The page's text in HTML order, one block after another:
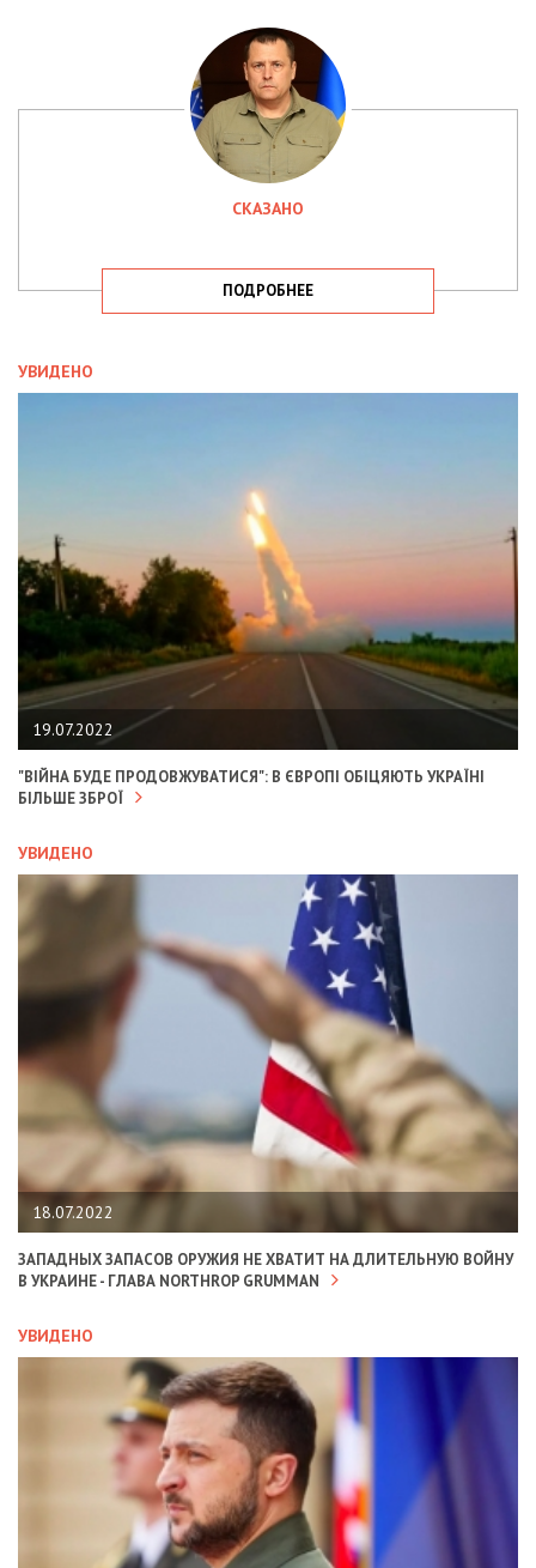
СКАЗАНО
ПОДРОБНЕЕ
УВИДЕНО
19.07.2022
"ВІЙНА БУДЕ ПРОДОВЖУВАТИСЯ": В ЄВРОПІ ОБІЦЯЮТЬ УКРАЇНІ
БІЛЬШЕ ЗБРОЇ
УВИДЕНО
18.07.2022
ЗАПАДНЫХ ЗАПАСОВ ОРУЖИЯ НЕ ХВАТИТ НА ДЛИТЕЛЬНУЮ ВОЙНУ
В УКРАИНЕ - ГЛАВА NORTHROP GRUMMAN
УВИДЕНО